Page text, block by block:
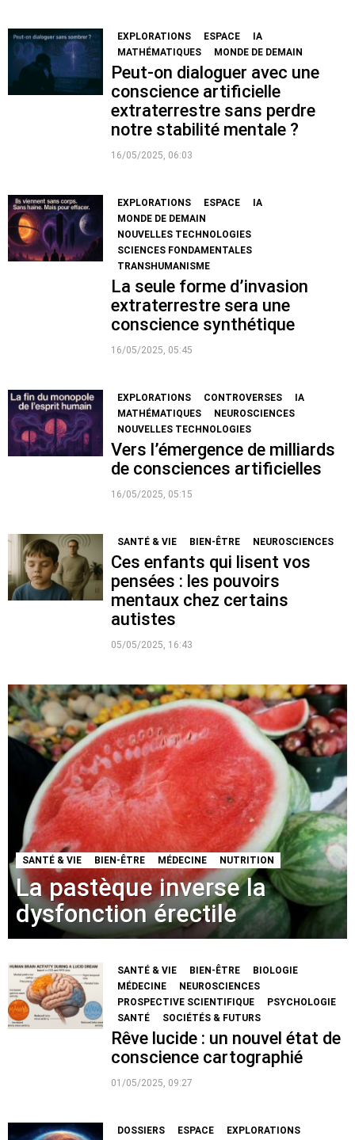
EXPLORATIONS ESPACE
IA
MATHÉMATIQUES
MONDE DE DEMAIN
Peut-on dialoguer avec une
conscience artificielle
extraterrestre sans perdre
notre stabilité mentale ?
16/05/2025, 06:03
EXPLORATIONS ESPACE
IA
MONDE DE DEMAIN
NOUVELLES TECHNOLOGIES
SCIENCES FONDAMENTALES
TRANSHUMANISME
La seule forme d’invasion
extraterrestre sera une
conscience synthétique
16/05/2025, 05:45
EXPLORATIONS CONTROVERSES
IA
MATHÉMATIQUES
NEUROSCIENCES
NOUVELLES TECHNOLOGIES
Vers l’émergence de milliards
de consciences artificielles
16/05/2025, 05:15
SANTÉ & VIE BIEN-ÊTRE NEUROSCIENCES
Ces enfants qui lisent vos
pensées : les pouvoirs
mentaux chez certains
autistes
05/05/2025, 16:43
SANTÉ & VIE BIEN-ÊTRE MÉDECINE NUTRITION
La pastèque inverse la
dysfonction érectile
SANTÉ & VIE BIEN-ÊTRE
BIOLOGIE
MÉDECINE
NEUROSCIENCES
PROSPECTIVE SCIENTIFIQUE
PSYCHOLOGIE
SANTÉ
SOCIÉTÉS & FUTURS
Rêve lucide : un nouvel état de
conscience cartographié
01/05/2025, 09:27
DOSSIERS ESPACE
EXPLORATIONS